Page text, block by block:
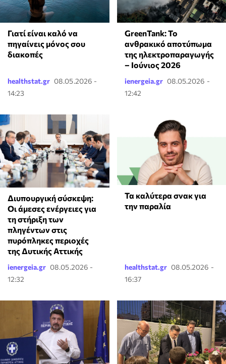
Γιατί είναι καλό να
πηγαίνεις μόνος σου
διακοπές
healthstat.gr 08.05.2026 -
14:23
GreenTank: Το
ανθρακικό αποτύπωμα
της ηλεκτροπαραγωγής
– Ιούνιος 2026
ienergeia.gr 08.05.2026 -
12:42
Διυπουργική σύσκεψη:
Οι άμεσες ενέργειες για
τη στήριξη των
πληγέντων στις
πυρόπληκες περιοχές
της Δυτικής Αττικής
ienergeia.gr 08.05.2026 -
12:32
Τα καλύτερα σνακ για
την παραλία
healthstat.gr 08.05.2026 -
16:37